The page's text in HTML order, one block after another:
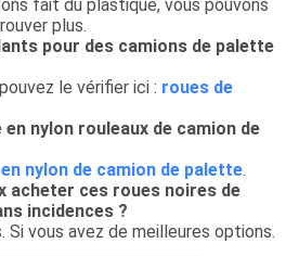
fait du plastique, vous pouvons
plus.
pour des camions de palette
le vérifier ici : roues de
nylon rouleaux de camion de
nylon de camion de palette.
acheter ces roues noires de
incidences ?
Si vous avez de meilleures options.